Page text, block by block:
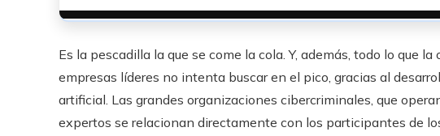
Es la pescadilla la que se come la cola. Y, además, todo lo que
empresas líderes no intenta buscar en el pico, gracias al
artificial. Las grandes organizaciones cibercriminales, que
expertos se relacionan directamente con los participantes de